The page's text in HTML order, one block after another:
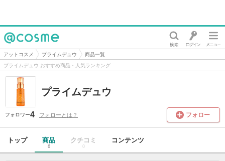
@cosme
アットコスメ プライムデュウ
商品一覧
プライムデュウ おすすめ商品・人気ランキング
プライムデュウ
フォロワー4 フォローとは？ フォロー
トップ 商品
6
クチコミ
0
コンテンツ